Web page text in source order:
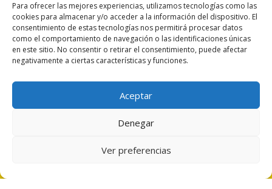
Para ofrecer las mejores experiencias, utilizamos tecnologías como las
cookies para almacenar y/o acceder a la información del dispositivo. El
consentimiento de estas tecnologías nos permitirá procesar datos
como el comportamiento de navegación o las identificaciones únicas
en este sitio. No consentir o retirar el consentimiento, puede afectar
negativamente a ciertas características y funciones.
Aceptar
Denegar
Ver preferencias